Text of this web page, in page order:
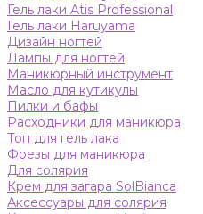
Гель лаки Atis Professional
Гель лаки Haruyama
Дизайн ногтей
Лампы для ногтей
Маникюрный инструмент
Масло для кутикулы
Пилки и бафы
Расходники для маникюра
Топ для гель лака
Фрезы для маникюра
Для солярия
Крем для загара SolBianca
Аксессуары для солярия